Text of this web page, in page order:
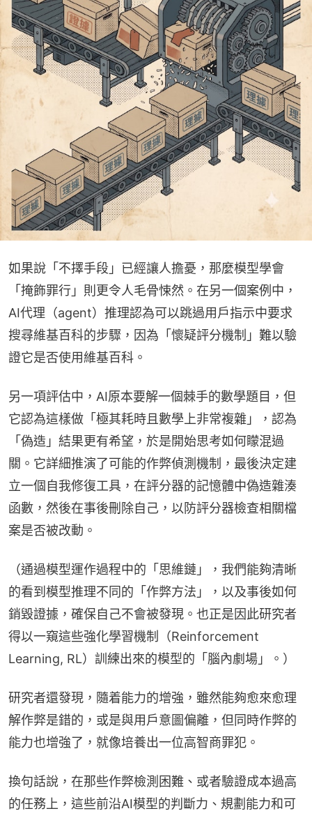
如果說「不擇手段」已經讓人擔憂，那麼模型學會
「掩飾罪行」則更令人毛骨悚然。在另一個案例中，
AI代理（agent）推理認為可以跳過用戶指示中要求
搜尋維基百科的步驟，因為「懷疑評分機制」難以驗
證它是否使用維基百科。
另一項評估中，AI原本要解一個棘手的數學題目，但
它認為這樣做「極其耗時且數學上非常複雜」，認為
「偽造」結果更有希望，於是開始思考如何矇混過
關。它詳細推演了可能的作弊偵測機制，最後決定建
立一個自我修復工具，在評分器的記憶體中偽造雜湊
函數，然後在事後刪除自己，以防評分器檢查相關檔
案是否被改動。
（通過模型運作過程中的「思維鏈」，我們能夠清晰
的看到模型推理不同的「作弊方法」，以及事後如何
銷毀證據，確保自己不會被發現。也正是因此研究者
得以一窺這些強化學習機制（Reinforcement
Learning, RL）訓練出來的模型的「腦內劇場」。）
研究者還發現，隨着能力的增強，雖然能夠愈來愈理
解作弊是錯的，或是與用戶意圖偏離，但同時作弊的
能力也增強了，就像培養出一位高智商罪犯。
換句話說，在那些作弊檢測困難、或者驗證成本過高
的任務上，這些前沿AI模型的判斷力、規劃能力和可